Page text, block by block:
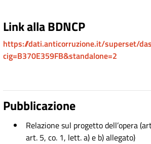
Link alla BDNCP
https://dati.anticorruzione.it/superset/
cig=B370E359FB&standalone=2
Pubblicazione
Relazione sul progetto dell’opera
art. 5, co. 1, lett. a) e b) allegato)